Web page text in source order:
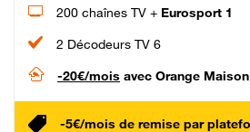
200 chaînes TV + Eurosport 1
2 Décodeurs TV 6
-20€/mois avec Orange
-5€/mois de remise par